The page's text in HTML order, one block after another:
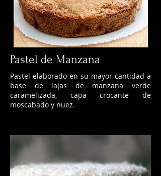
Pastel de Manzana
Pastel elaborado en su mayor cantidad a
base de lajas de manzana verde
caramelizada, capa crocante de
moscabado y nuez.